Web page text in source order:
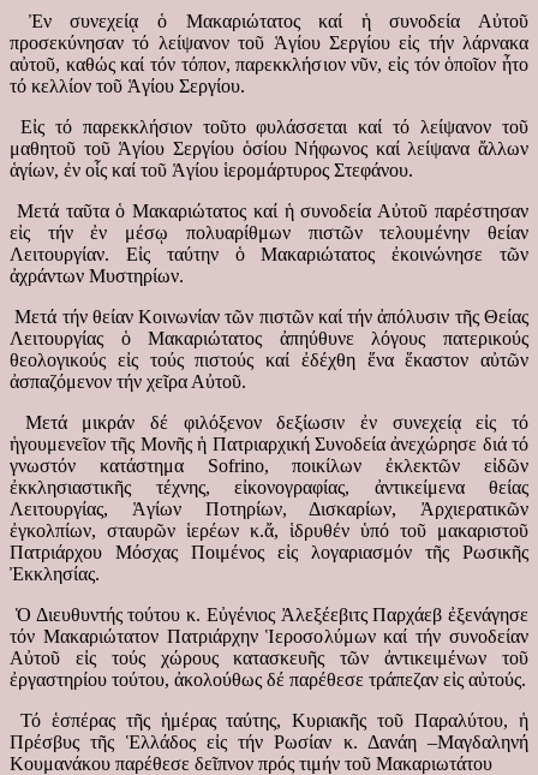
Ἐν συνεχείᾳ ὁ Μακαριώτατος καί ἡ συνοδεία Αὐτοῦ
προσεκύνησαν τό λείψανον τοῦ Ἁγίου Σεργίου εἰς τήν λάρνακα
αὐτοῦ, καθώς καί τόν τόπον, παρεκκλήσιον νῦν, εἰς τόν ὁποῖον ἦτο
τό κελλίον τοῦ Ἁγίου Σεργίου.
Εἰς τό παρεκκλήσιον τοῦτο φυλάσσεται καί τό λείψανον τοῦ
μαθητοῦ τοῦ Ἁγίου Σεργίου ὁσίου Νήφωνος καί λείψανα ἄλλων
ἁγίων, ἐν οἷς καί τοῦ Ἁγίου ἱερομάρτυρος Στεφάνου.
Μετά ταῦτα ὁ Μακαριώτατος καί ἡ συνοδεία Αὐτοῦ παρέστησαν
εἰς τήν ἐν μέσῳ πολυαρίθμων πιστῶν τελουμένην θείαν
Λειτουργίαν. Εἰς ταύτην ὁ Μακαριώτατος ἐκοινώνησε τῶν
ἀχράντων Μυστηρίων.
Μετά τήν θείαν Κοινωνίαν τῶν πιστῶν καί τήν ἀπόλυσιν τῆς Θείας
Λειτουργίας ὁ Μακαριώτατος ἀπηύθυνε λόγους πατερικούς
θεολογικούς εἰς τούς πιστούς καί ἐδέχθη ἕνα ἕκαστον αὐτῶν
ἀσπαζόμενον τήν χεῖρα Αὐτοῦ.
Μετά μικράν δέ φιλόξενον δεξίωσιν ἐν συνεχείᾳ εἰς τό
ἡγουμενεῖον τῆς Μονῆς ἡ Πατριαρχική Συνοδεία ἀνεχώρησε διά τό
γνωστόν κατάστημα Sofrino, ποικίλων ἐκλεκτῶν εἰδῶν
ἐκκλησιαστικῆς τέχνης, εἰκονογραφίας, ἀντικείμενα θείας
Λειτουργίας, Ἁγίων Ποτηρίων, Δισκαρίων, Ἀρχιερατικῶν
ἐγκολπίων, σταυρῶν ἱερέων κ.ἄ, ἱδρυθέν ὑπό τοῦ μακαριστοῦ
Πατριάρχου Μόσχας Ποιμένος εἰς λογαριασμόν τῆς Ρωσικῆς
Ἐκκλησίας.
Ὁ Διευθυντής τούτου κ. Εὐγένιος Ἀλεξέεβιτς Παρχάεβ ἐξενάγησε
τόν Μακαριώτατον Πατριάρχην Ἱεροσολύμων καί τήν συνοδείαν
Αὐτοῦ εἰς τούς χώρους κατασκευῆς τῶν ἀντικειμένων τοῦ
ἐργαστηρίου τούτου, ἀκολούθως δέ παρέθεσε τράπεζαν εἰς αὐτούς.
Τό ἑσπέρας τῆς ἡμέρας ταύτης, Κυριακῆς τοῦ Παραλύτου, ἡ
Πρέσβυς τῆς Ἑλλάδος εἰς τήν Ρωσίαν κ. Δανάη –Μαγδαληνή
Κουμανάκου παρέθεσε δεῖπνον πρός τιμήν τοῦ Μακαριωτάτου